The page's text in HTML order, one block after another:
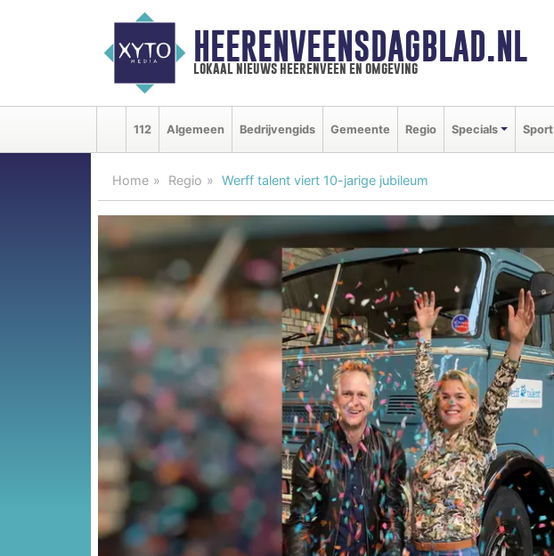
HEERENVEENSDAGBLAD.NL
lokaal nieuws heerenveen en omgeving
112 Algemeen Bedrijvengids Gemeente Regio Specials Sport
Home Regio Werff talent viert 10-jarige jubileum